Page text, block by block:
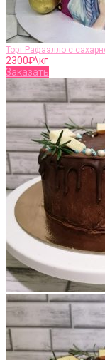
Торт Рафаэлло с
2300₽\кг
Заказать